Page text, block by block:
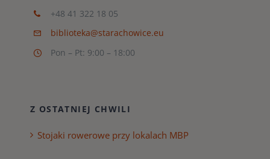
+48 41 322 18 05
biblioteka@starachowice.eu
Pon – Pt: 9:00 – 18:00
Z OSTATNIEJ CHWILI
Stojaki rowerowe przy lokalach MBP